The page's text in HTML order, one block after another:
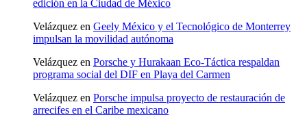
edición en la Ciudad de México
Velázquez en Geely México y el Tecnológico de Monterrey
impulsan la movilidad autónoma
Velázquez en Porsche y Hurakaan Eco-Táctica respaldan
programa social del DIF en Playa del Carmen
Velázquez en Porsche impulsa proyecto de restauración de
arrecifes en el Caribe mexicano